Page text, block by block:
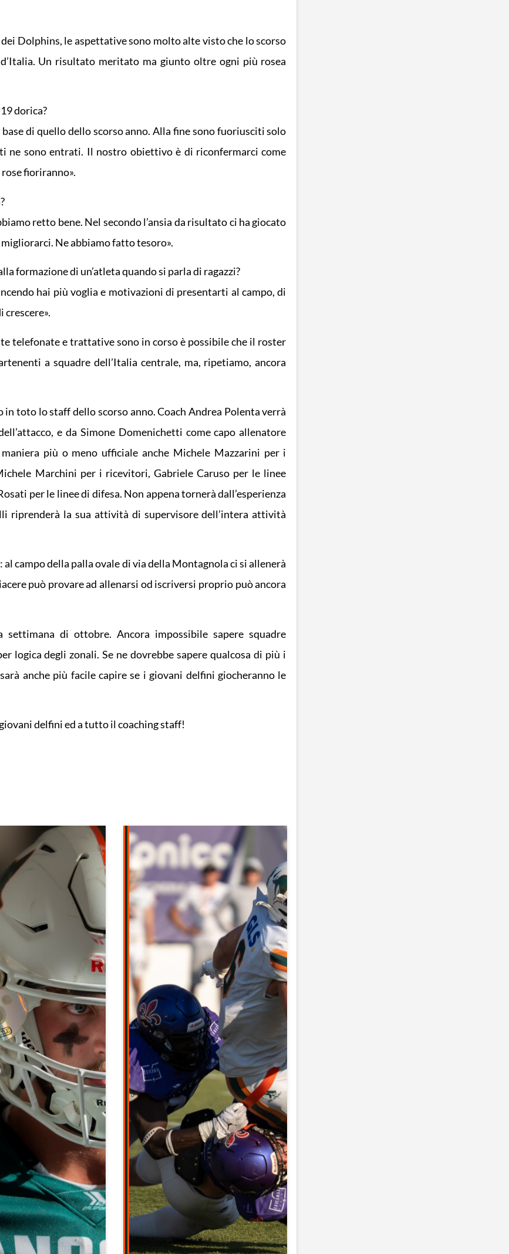
Dolphins, le aspettative sono molto alte visto che lo scorso
Un risultato meritato ma giunto oltre ogni più rosea
dorica?
di quello dello scorso anno. Alla fine sono fuoriusciti solo
sono entrati. Il nostro obiettivo è di riconfermarci come
fioriranno».
retto bene. Nel secondo l’ansia da risultato ci ha giocato
Ne abbiamo fatto tesoro».
formazione di un’atleta quando si parla di ragazzi?
hai più voglia e motivazioni di presentarti al campo, di
telefonate e trattative sono in corso è possibile che il roster
a squadre dell’Italia centrale, ma, ripetiamo, ancora
toto lo staff dello scorso anno. Coach Andrea Polenta verrà
e da Simone Domenichetti come capo allenatore
più o meno ufficiale anche Michele Mazzarini per i
Marchini per i ricevitori, Gabriele Caruso per le linee
per le linee di difesa. Non appena tornerà dall’esperienza
riprenderà la sua attività di supervisore dell’intera attività
campo della palla ovale di via della Montagnola ci si allenerà
può provare ad allenarsi od iscriversi proprio può ancora
di ottobre. Ancora impossibile sapere squadre
logica degli zonali. Se ne dovrebbe sapere qualcosa di più i
anche più facile capire se i giovani delfini giocheranno le
delfini ed a tutto il coaching staff!